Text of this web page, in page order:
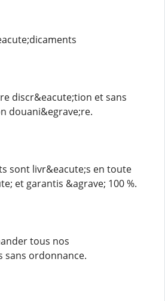
discr&eacute;tion et sans
douani&egrave;re.
sont livr&eacute;s en toute
et garantis &agrave; 100 %.
tous nos
sans ordonnance.